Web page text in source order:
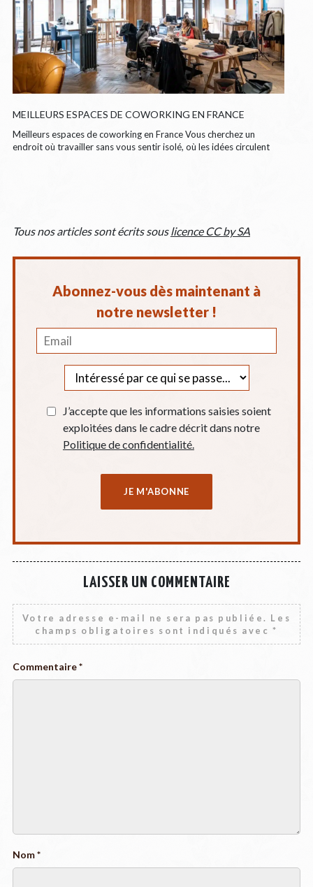
MEILLEURS ESPACES DE COWORKING EN FRANCE
Meilleurs espaces de coworking en France Vous cherchez un
endroit où travailler sans vous sentir isolé, où les idées circulent
Tous nos articles sont écrits souslicence CC by SA
Abonnez-vous dès maintenant à
notre newsletter !
J’accepte que les informations saisies soient
exploitées dans le cadre décrit dans notre
Politique de confidentialité.
LAISSER UN COMMENTAIRE
Votre adresse e-mail ne sera pas publiée. Les
champs obligatoires sont indiqués avec*
Commentaire*
Nom*